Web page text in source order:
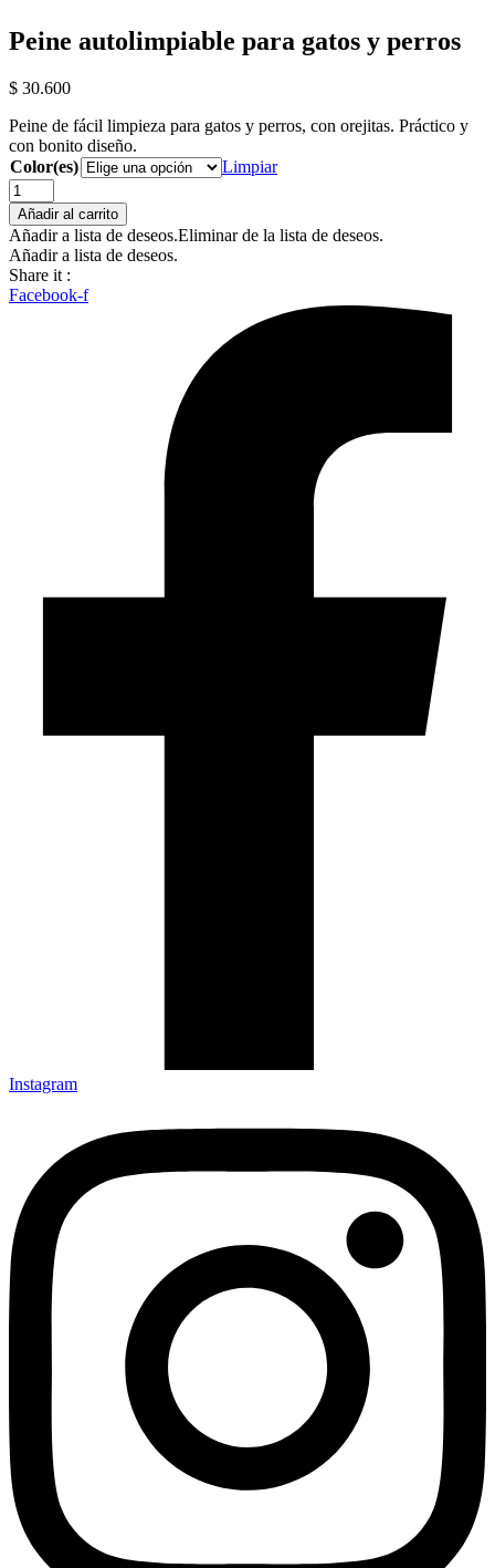
Peine autolimpiable para gatos y perros
$ 30.600
Peine de fácil limpieza para gatos y perros, con orejitas. Práctico y
con bonito diseño.
Color(es)
Limpiar
Peine
autolimpiable
para
gatos
y
perros
cantidad
Añadir al carrito
Añadir a lista de deseos.Eliminar de la lista de deseos.
Añadir a lista de deseos.
Share it :
Facebook-f
Instagram